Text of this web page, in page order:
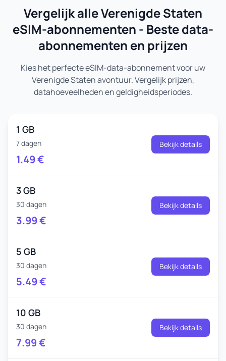
Vergelijk alle Verenigde Staten
eSIM-abonnementen - Beste data-
abonnementen en prijzen
Kies het perfecte eSIM-data-abonnement voor uw
Verenigde Staten avontuur. Vergelijk prijzen,
datahoeveelheden en geldigheidsperiodes.
1 GB
7 dagen
1.49€
Bekijk details
3 GB
30 dagen
3.99€
Bekijk details
5 GB
30 dagen
5.49€
Bekijk details
10 GB
30 dagen
7.99€
Bekijk details